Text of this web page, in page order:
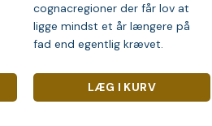
cognacregioner der får lov at
ligge mindst et år længere på
fad end egentlig krævet.
LÆG I KURV